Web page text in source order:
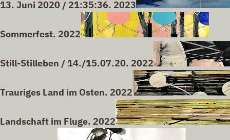
13. Juni 2020 / 21:35:36. 2023
Sommerfest. 2022
Still-Stilleben / 14./15.07.20. 2022
Trauriges Land im Osten. 2022
Landschaft im Fluge. 2022